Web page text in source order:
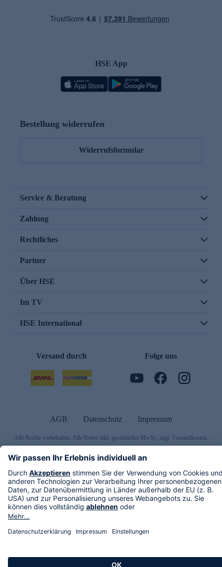
HSE App
Bestellung widerrufen
Widerrufsformular
Service & Beratung
Zahlung
Rechtliches
Partner
Über HSE
Im TV
HSE International
Versand durch Folge uns
AGB Datenschutz Impressum
Alle Rechte vorbehalten. Alle Preise inkl. gesetzlicher MwSt., zzgl. Versandkosten.